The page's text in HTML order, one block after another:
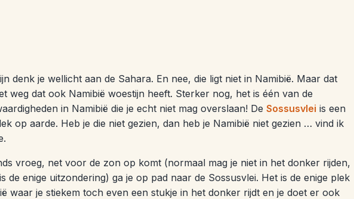
denk je wellicht aan de Sahara. En nee, die ligt niet in Namibië. Maar dat
weg dat ook Namibië woestijn heeft. Sterker nog, het is één van de
in Namibië die je echt niet mag overslaan! De Sossusvlei is een
op aarde. Heb je die niet gezien, dan heb je Namibië niet gezien … vind ik
vroeg, net voor de zon op komt (normaal mag je niet in het donker rijden,
de enige uitzondering) ga je op pad naar de Sossusvlei. Het is de enige plek
waar je stiekem toch even een stukje in het donker rijdt en je doet er ook